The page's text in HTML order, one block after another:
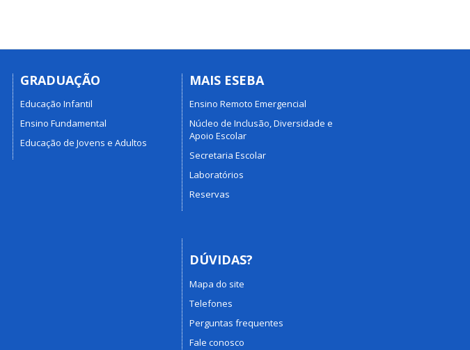
GRADUAÇÃO
Educação Infantil
Ensino Fundamental
Educação de Jovens e Adultos
MAIS ESEBA
Ensino Remoto Emergencial
Núcleo de Inclusão, Diversidade e
Apoio Escolar
Secretaria Escolar
Laboratórios
Reservas
DÚVIDAS?
Mapa do site
Telefones
Perguntas frequentes
Fale conosco